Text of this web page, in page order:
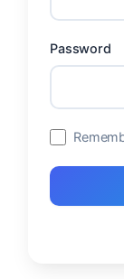
Password